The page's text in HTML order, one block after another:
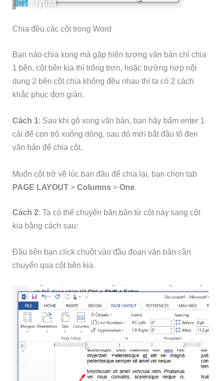
Chia đều các cột trong Word
Bạn nào chia xong mà gặp hiện tượng văn bản chỉ chia
1 bên, cột bên kia thì trống trơn, hoặc trường hợp nội
dung 2 bên cột chia không đều nhau thì ta có 2 cách
khắc phục đơn giản.
Cách 1: Sau khi gõ xong văn bản, bạn hãy bấm enter 1
cái để con trỏ xuống dòng, sau đó mới bắt đầu tô đen
văn bản để chia cột.
Muốn cột trở về lúc ban đầu để chia lại, bạn chọn tab
PAGE LAYOUT >Columns >One
Cách 2: Ta có thể chuyển băn bản từ cột này sang cột
kia bằng cách sau:
Đầu tiên bạn click chuột vào đầu đoạn văn bản cần
chuyển qua cột bên kia.